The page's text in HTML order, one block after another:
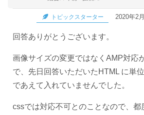
トピックスターター 2020年2
回答ありがとうございます。
画像サイズの変更ではなくAMP対応
で、先日回答いただいたHTML に単
であえて入れていませんでした。
cssでは対応不可とのことなので、都